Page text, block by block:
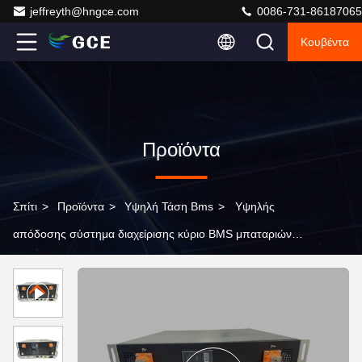
jeffreyth@hngce.com 0086-731-86187065
Κουβέντα
Προϊόντα
Σπίτι > Προϊόντα > Υψηλή Τάση Bms > Υψηλής
απόδοσης σύστημα διαχείρισης κύριο BMS μπαταριών
RS485/CAN για το UPS BESS